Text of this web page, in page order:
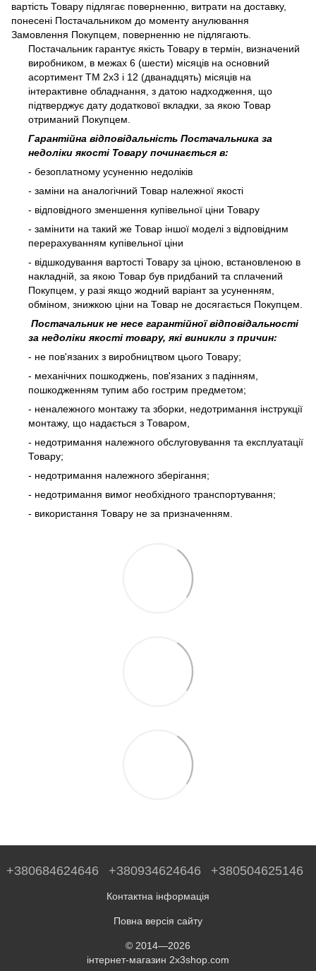
вартість Товару підлягає поверненню, витрати на доставку,
понесені Постачальником до моменту анулювання
Замовлення Покупцем, поверненню не підлягають.
Постачальник гарантує якість Товару в термін, визначений
виробником, в межах 6 (шести) місяців на основний
асортимент ТМ 2х3 і 12 (дванадцять) місяців на
інтерактивне обладнання, з датою надходження, що
підтверджує дату додаткової вкладки, за якою Товар
отриманий Покупцем.
Гарантійна відповідальність Постачальника за
недоліки якості Товару починається в:
- безоплатному усуненню недоліків
- заміни на аналогічний Товар належної якості
- відповідного зменшення купівельної ціни Товару
- замінити на такий же Товар іншої моделі з відповідним
перерахуванням купівельної ціни
- відшкодування вартості Товару за ціною, встановленою в
накладній, за якою Товар був придбаний та сплачений
Покупцем, у разі якщо жодний варіант за усуненням,
обміном, знижкою ціни на Товар не досягається Покупцем.
Постачальник не несе гарантійної відповідальності
за недоліки якості товару, які виникли з причин:
- не пов'язаних з виробництвом цього Товару;
- механічних пошкоджень, пов'язаних з падінням,
пошкодженням тупим або гострим предметом;
- неналежного монтажу та зборки, недотримання інструкції
монтажу, що надається з Товаром,
- недотримання належного обслуговування та експлуатації
Товару;
- недотримання належного зберігання;
- недотримання вимог необхідного транспортування;
- використання Товару не за призначенням.
+380684624646 +380934624646 +380504625146
Контактна інформація
Повна версія сайту
© 2014—2026
інтернет-магазин 2x3shop.com